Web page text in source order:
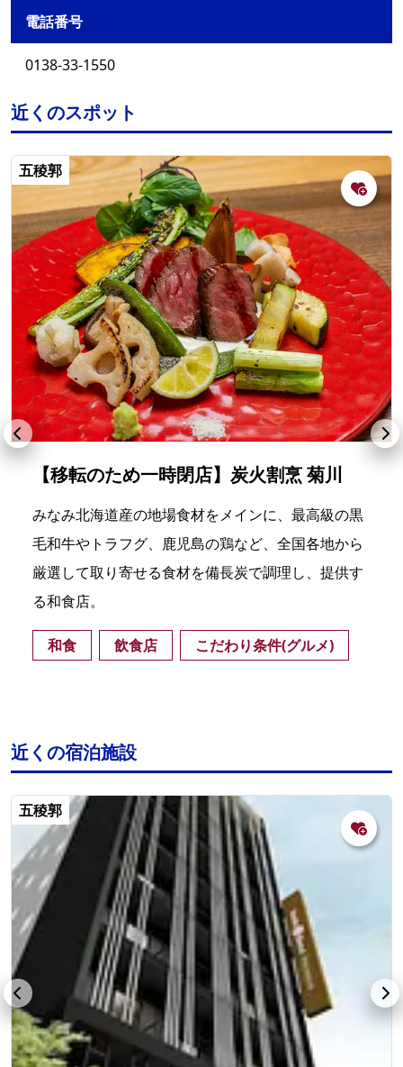
電話番号
0138-33-1550
近くのスポット
五稜郭
【移転のため一時閉店】炭火割烹 菊川
みなみ北海道産の地場食材をメインに、最高級の黒
毛和牛やトラフグ、鹿児島の鶏など、全国各地から
厳選して取り寄せる食材を備長炭で調理し、提供す
る和食店。
和食 飲食店 こだわり条件(グルメ)
近くの宿泊施設
五稜郭